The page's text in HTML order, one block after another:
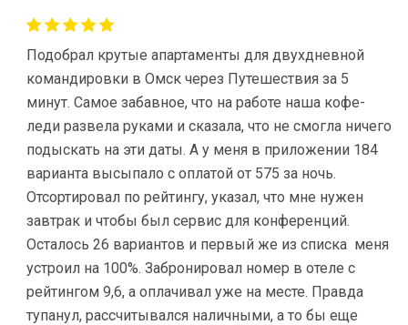
Подобрал крутые апартаменты для двухдневной
командировки в Омск через Путешествия за 5
минут. Самое забавное, что на работе наша кофе-
леди развела руками и сказала, что не смогла ничего
подыскать на эти даты. А у меня в приложении 184
варианта высыпало с оплатой от 575 за ночь.
Отсортировал по рейтингу, указал, что мне нужен
завтрак и чтобы был сервис для конференций.
Осталось 26 вариантов и первый же из списка меня
устроил на 100%. Забронировал номер в отеле с
рейтингом 9,6, а оплачивал уже на месте. Правда
тупанул, рассчитывался наличными, а то бы еще